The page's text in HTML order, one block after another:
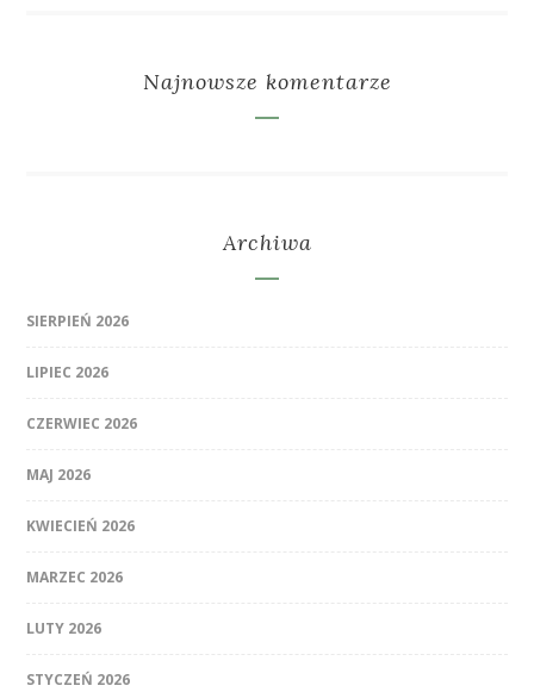
Najnowsze komentarze
Archiwa
SIERPIEŃ 2026
LIPIEC 2026
CZERWIEC 2026
MAJ 2026
KWIECIEŃ 2026
MARZEC 2026
LUTY 2026
STYCZEŃ 2026